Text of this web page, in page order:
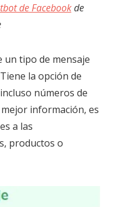
de Facebookde
un tipo de mensaje
la opción de
números de
información, es
a las
productos o